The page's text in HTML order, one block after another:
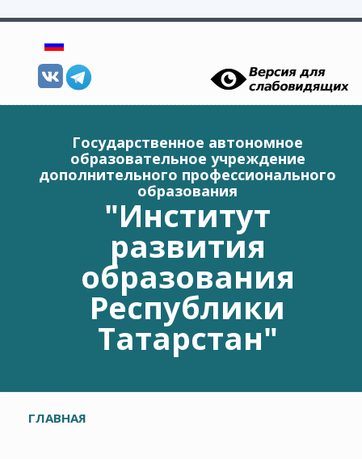
Государственное автономное
образовательное учреждение
дополнительного профессионального
образования
"Институт
развития
образования
Республики
Татарстан"
Главное меню
ГЛАВНАЯ